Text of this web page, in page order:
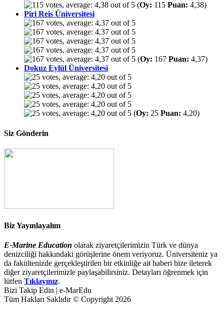
(Oy: 115 Puan: 4,38)
Piri Reis Üniversitesi
(Oy: 167 Puan: 4,37)
Dokuz Eylül Üniversitesi
(Oy: 25 Puan: 4,20)
Siz Gönderin
Biz Yayınlayalım
E-Marine Education olarak ziyaretçilerimizin Türk ve dünya
denizciliği hakkındaki görüşlerine önem veriyoruz. Üniversiteniz ya
da fakültenizde gerçekleştirilen bir etkinliğe ait haberi bize ileterek
diğer ziyaretçilerimizle paylaşabilirsiniz. Detayları öğrenmek için
lütfen Tıklayınız.
Bizi Takip Edin | e-MarEdu
Tüm Hakları Saklıdır © Copyright 2026